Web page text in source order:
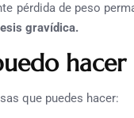
pérdida de peso
gravídica.
que puedes hacer: